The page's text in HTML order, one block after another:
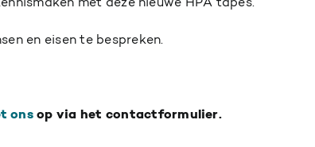
en eisen te bespreken.
onsop via het contactformulier.